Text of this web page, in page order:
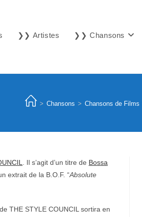
❯❯ Artistes ❯❯ Chansons
> Chansons > Chansons de Films
. Il s’agit d’un titre de Bossa
extrait de la B.O.F. “Absolute
THE STYLE COUNCIL sortira en